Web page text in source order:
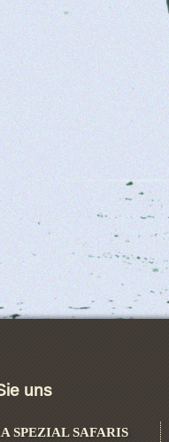
uns
SPEZIAL SAFARIS